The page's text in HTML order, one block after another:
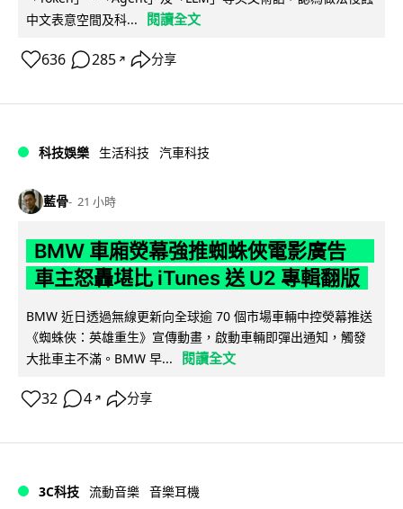
中文表意空間及科...
閱讀全文
636 285 ↗ 分享
科技娛樂 生活科技 汽車科技
藍骨 21 小時
BMW 車廂熒幕強推蜘蛛俠電影廣告
車主怒轟堪比 iTunes 送 U2 專輯翻版
BMW 近日透過無線更新向全球逾 70 個市場車輛中控熒幕推送
《蜘蛛俠：英雄重生》宣傳動畫，啟動車輛即彈出通知，觸發
大批車主不滿。BMW 早...
閱讀全文
32 4 ↗ 分享
3C科技 流動音樂 音樂耳機